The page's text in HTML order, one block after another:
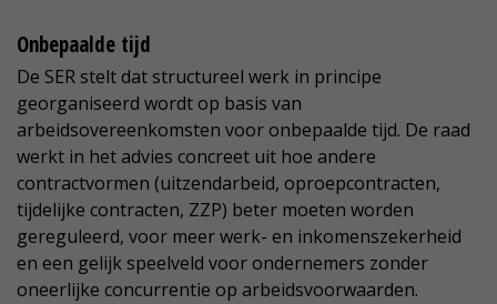
Onbepaalde tijd
De SER stelt dat structureel werk in principe
georganiseerd wordt op basis van
arbeidsovereenkomsten voor onbepaalde tijd. De raad
werkt in het advies concreet uit hoe andere
contractvormen (uitzendarbeid, oproepcontracten,
tijdelijke contracten, ZZP) beter moeten worden
gereguleerd, voor meer werk- en inkomenszekerheid
en een gelijk speelveld voor ondernemers zonder
oneerlijke concurrentie op arbeidsvoorwaarden.